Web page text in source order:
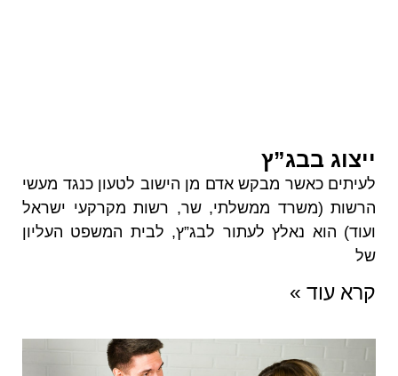
ייצוג בבג”ץ
לעיתים כאשר מבקש אדם מן הישוב לטעון כנגד מעשי
הרשות (משרד ממשלתי, שר, רשות מקרקעי ישראל
ועוד) הוא נאלץ לעתור לבג”ץ, לבית המשפט העליון
של
קרא עוד »